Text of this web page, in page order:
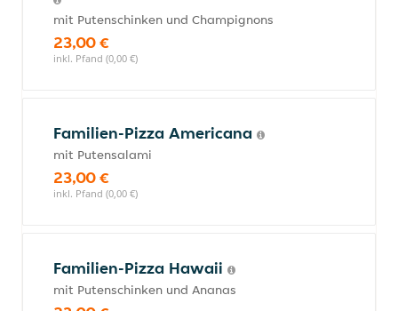
mit Putenschinken und Champignons
23,00 €
inkl. Pfand (0,00 €)
Familien-Pizza Americana
mit Putensalami
23,00 €
inkl. Pfand (0,00 €)
Familien-Pizza Hawaii
mit Putenschinken und Ananas